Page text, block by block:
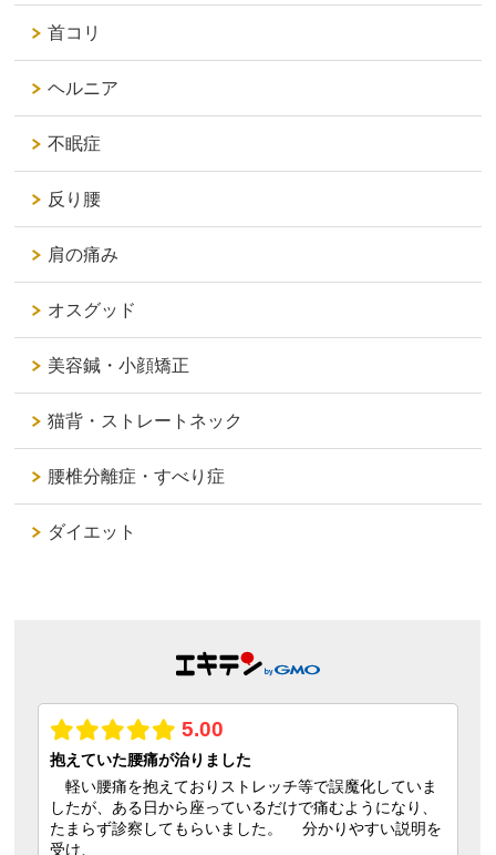
首コリ
ヘルニア
不眠症
反り腰
肩の痛み
オスグッド
美容鍼・小顔矯正
猫背・ストレートネック
腰椎分離症・すべり症
ダイエット